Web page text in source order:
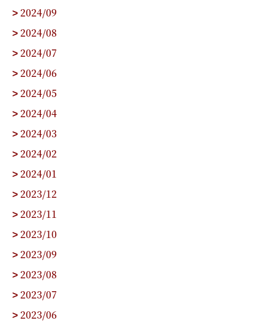
> 2024/09
> 2024/08
> 2024/07
> 2024/06
> 2024/05
> 2024/04
> 2024/03
> 2024/02
> 2024/01
> 2023/12
> 2023/11
> 2023/10
> 2023/09
> 2023/08
> 2023/07
> 2023/06